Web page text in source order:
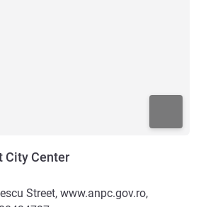
City Center
Street, www.anpc.gov.ro,